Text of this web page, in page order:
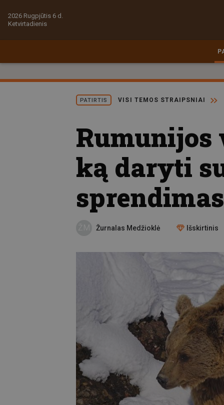
2026 Rugpjūtis 6 d.
Ketvirtadienis
PATIRTIS VISI TEMOS STRAIPSNIAI
Rumunijos
ką daryti
Žurnalas Medžioklė Išskirtinis